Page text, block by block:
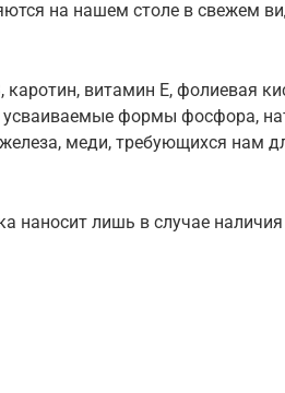
на нашем столе в свежем
витамин E, фолиевая
формы фосфора,
меди, требующихся нам
наносит лишь в случае наличия